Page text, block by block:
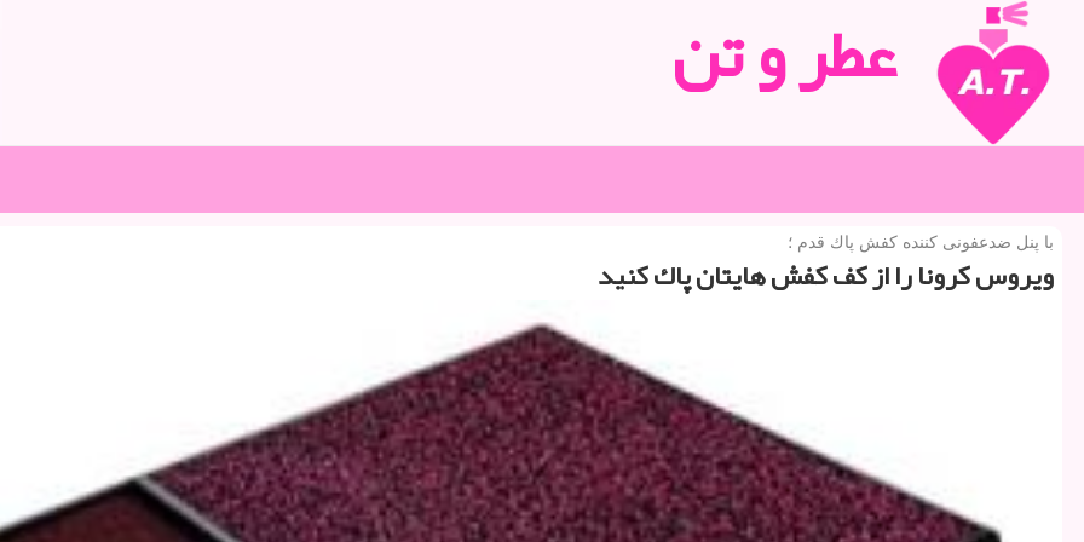
عطر و تن
با پنل ضدعفونی كننده كفش پاك قدم ؛
ویروس كرونا را از كف كفش هایتان پاك كنید